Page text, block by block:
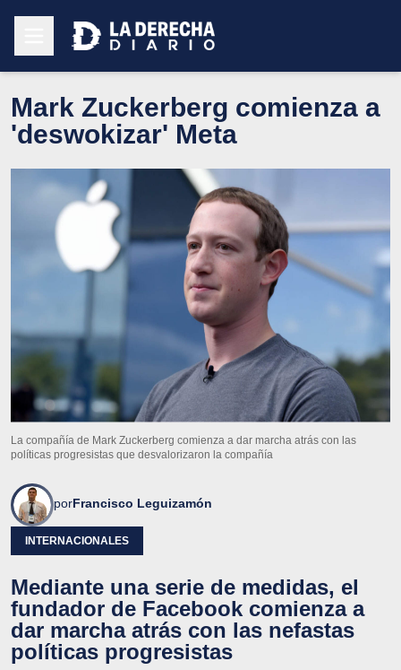
Mark Zuckerberg comienza a
'deswokizar' Meta
La compañía de Mark Zuckerberg comienza a dar marcha atrás con las
políticas progresistas que desvalorizaron la compañía
porFrancisco Leguizamón
INTERNACIONALES
Mediante una serie de medidas, el
fundador de Facebook comienza a
dar marcha atrás con las nefastas
políticas progresistas